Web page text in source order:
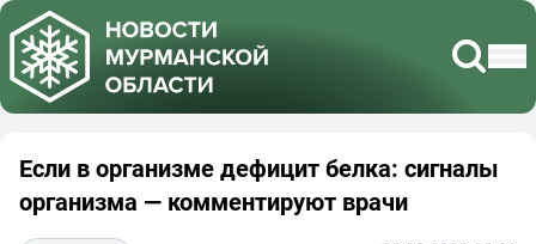
Если в организме дефицит белка: сигналы
организма — комментируют врачи